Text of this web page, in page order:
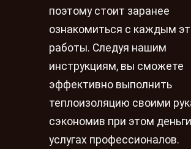
поэтому стоит заранее
ознакомиться с каждым
работы. Следуя нашим
инструкциям, вы сможете
эффективно выполнить
теплоизоляцию своими
сэкономив при этом
услугах профессионалов.